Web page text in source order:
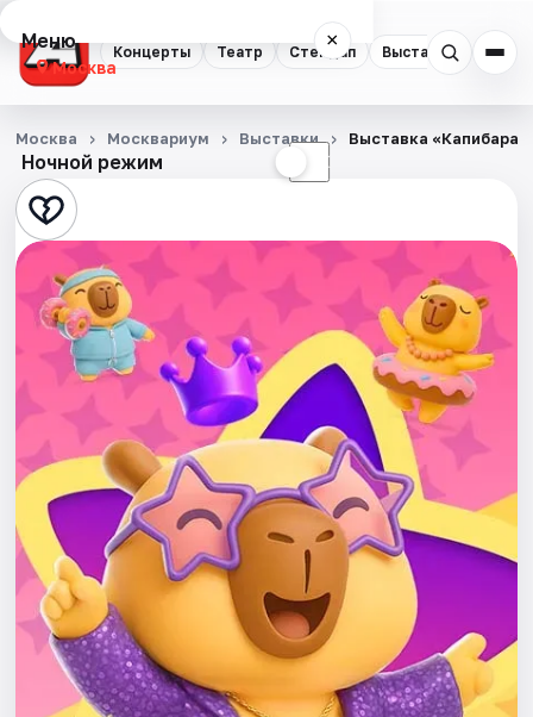
Концерты Театр Стендап Выставки
Меню ×
Москва
Концерты
Театр
Стендап
Выставки
Квесты
Спорт
События
Города
Площадки
Артисты
Ночной режим ☾
Москва Москвариум Выставки Выставка